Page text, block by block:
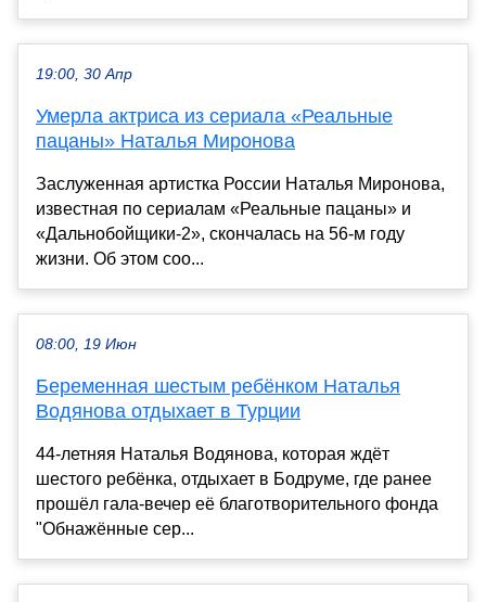
19:00, 30 Апр
Умерла актриса из сериала «Реальные
пацаны» Наталья Миронова
Заслуженная артистка России Наталья Миронова,
известная по сериалам «Реальные пацаны» и
«Дальнобойщики-2», скончалась на 56-м году
жизни. Об этом соо...
08:00, 19 Июн
Беременная шестым ребёнком Наталья
Водянова отдыхает в Турции
44-летняя Наталья Водянова, которая ждёт
шестого ребёнка, отдыхает в Бодруме, где ранее
прошёл гала-вечер её благотворительного фонда
"Обнажённые сер...